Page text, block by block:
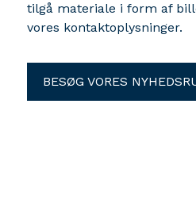
tilgå materiale i form af
vores kontaktoplysninger.
BESØG VORES